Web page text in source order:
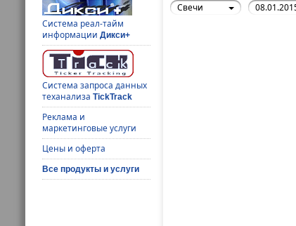
Система реал-тайм
информацииДикси+
Система запроса данных
теханализаTickTrack
Реклама и
маркетинговые услуги
Цены и оферта
Все продукты и услуги
Свечи